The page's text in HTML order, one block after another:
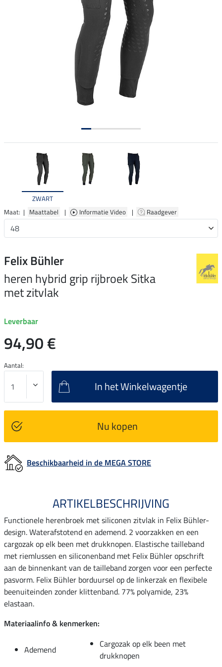
ZWART
Maat: | Maattabel | Informatie Video | Raadgever
Felix Bühler
heren hybrid grip rijbroek Sitka
met zitvlak
Leverbaar
94,90 €
Aantal:
In het Winkelwagentje
Nu kopen
Beschikbaarheid in de MEGA STORE
ARTIKELBESCHRIJVING
Functionele herenbroek met siliconen zitvlak in Felix Bühler-
design. Waterafstotend en ademend. 2 voorzakken en een
cargozak op elk been met drukknopen. Elastische tailleband
met riemlussen en siliconenband met Felix Bühler opschrift
aan de binnenkant van de tailleband zorgen voor een perfecte
pasvorm. Felix Bühler borduursel op de linkerzak en flexibele
beenuiteinden zonder klittenband. 77% polyamide, 23%
elastaan.
Materiaalinfo & kenmerken:
Ademend
Cargozak op elk been met
drukknopen